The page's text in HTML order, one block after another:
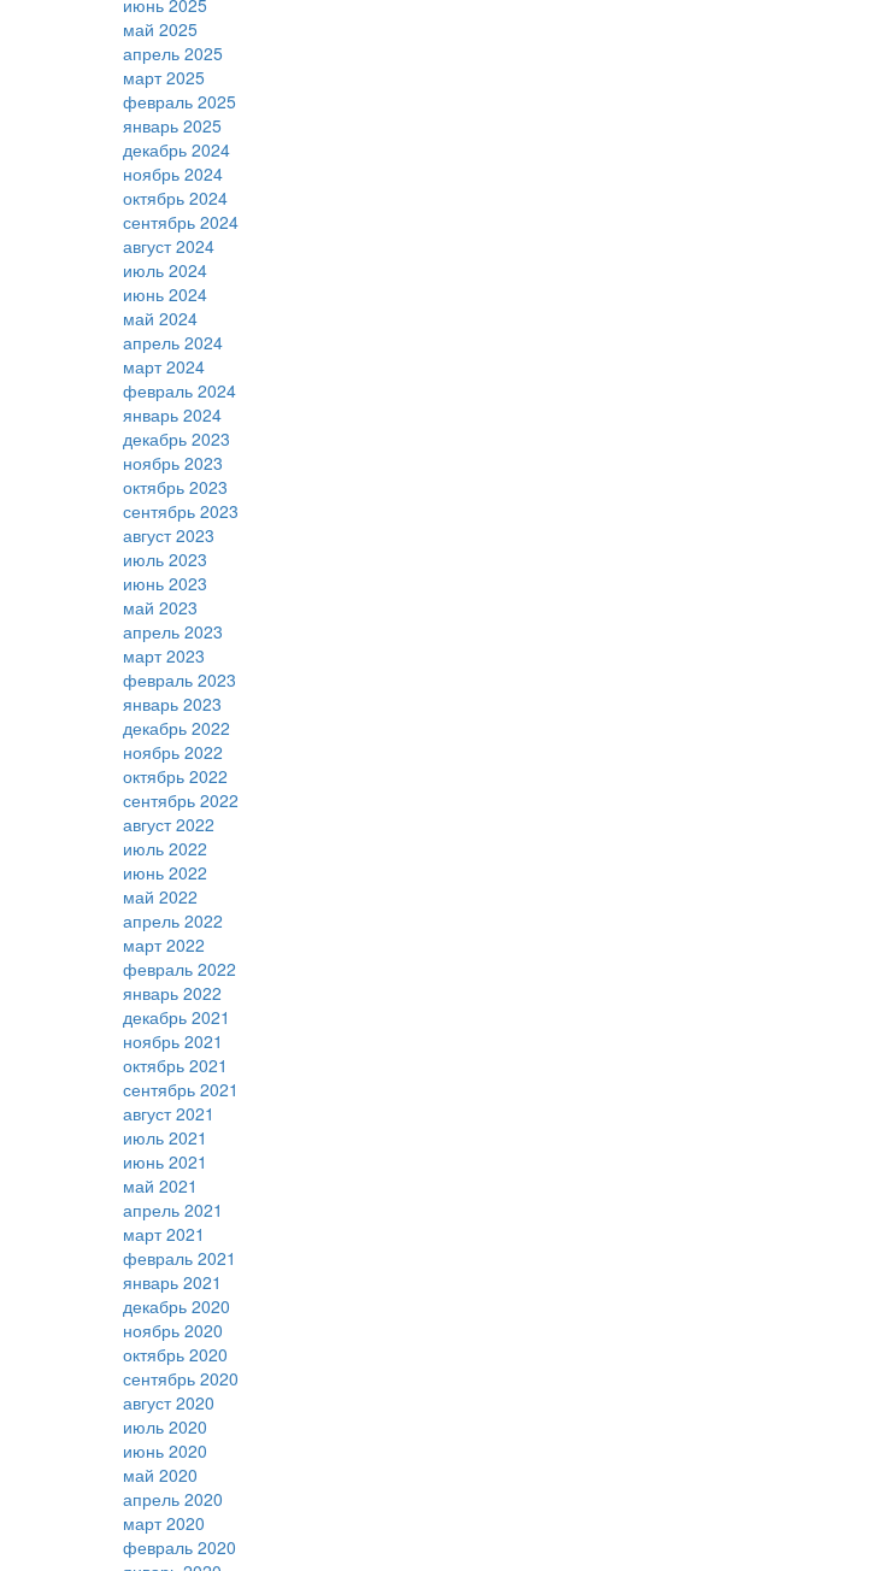
июнь 2025
май 2025
апрель 2025
март 2025
февраль 2025
январь 2025
декабрь 2024
ноябрь 2024
октябрь 2024
сентябрь 2024
август 2024
июль 2024
июнь 2024
май 2024
апрель 2024
март 2024
февраль 2024
январь 2024
декабрь 2023
ноябрь 2023
октябрь 2023
сентябрь 2023
август 2023
июль 2023
июнь 2023
май 2023
апрель 2023
март 2023
февраль 2023
январь 2023
декабрь 2022
ноябрь 2022
октябрь 2022
сентябрь 2022
август 2022
июль 2022
июнь 2022
май 2022
апрель 2022
март 2022
февраль 2022
январь 2022
декабрь 2021
ноябрь 2021
октябрь 2021
сентябрь 2021
август 2021
июль 2021
июнь 2021
май 2021
апрель 2021
март 2021
февраль 2021
январь 2021
декабрь 2020
ноябрь 2020
октябрь 2020
сентябрь 2020
август 2020
июль 2020
июнь 2020
май 2020
апрель 2020
март 2020
февраль 2020